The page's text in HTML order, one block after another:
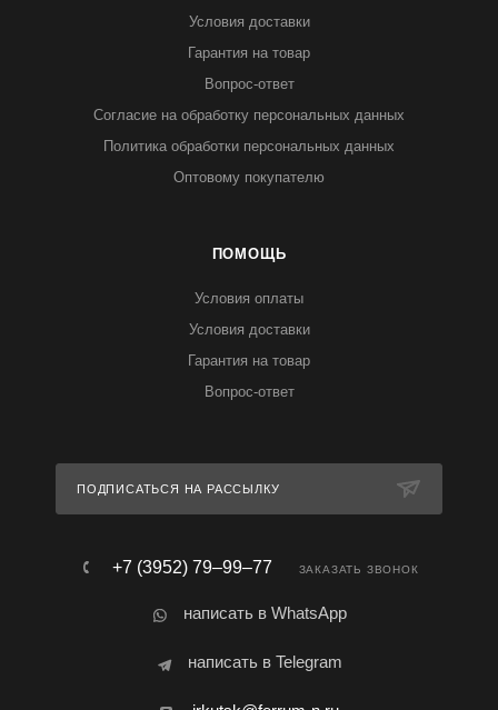
Условия доставки
Гарантия на товар
Вопрос-ответ
Согласие на обработку персональных данных
Политика обработки персональных данных
Оптовому покупателю
ПОМОЩЬ
Условия оплаты
Условия доставки
Гарантия на товар
Вопрос-ответ
ПОДПИСАТЬСЯ НА РАССЫЛКУ
+7 (3952) 79‒99‒77 ЗАКАЗАТЬ ЗВОНОК
написать в WhatsApp
написать в Telegram